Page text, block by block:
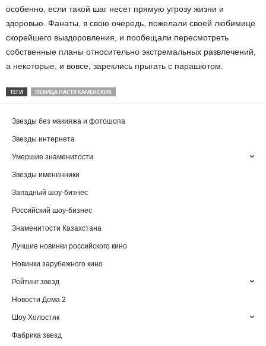
особенно, если такой шаг несет прямую угрозу жизни и
здоровью. Фанаты, в свою очередь, пожелали своей любимице
скорейшего выздоровления, и пообещали пересмотреть
собственные планы относительно экстремальных развлечений,
а некоторые, и вовсе, зареклись прыгать с парашютом.
ТЕГИ ПЕВИЦА НАСТЯ КАМЕНСКИХ
Звезды без макияжа и фотошопа
Звезды интернета
Умершие знаменитости
Звезды именинники
Западный шоу-бизнес
Российский шоу-бизнес
Знаменитости Казахстана
Лучшие новинки российского кино
Новинки зарубежного кино
Рейтинг звезд
Новости Дома 2
Шоу Холостяк
Фабрика звезд